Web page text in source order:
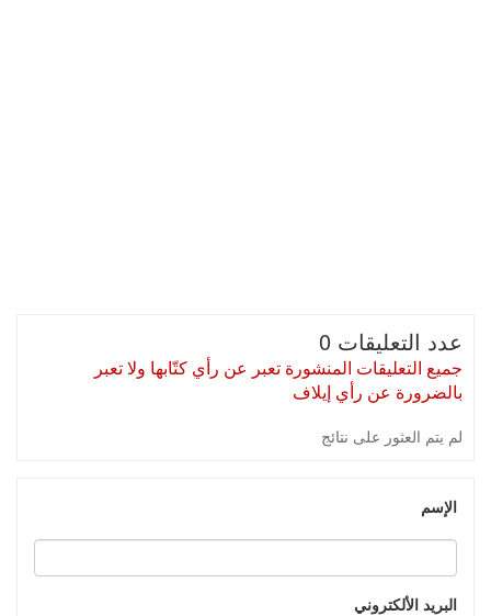
عدد التعليقات 0
جميع التعليقات المنشورة تعبر عن رأي كتّابها ولا تعبر
بالضرورة عن رأي إيلاف
لم يتم العثور على نتائج
الإسم
البريد الألكتروني